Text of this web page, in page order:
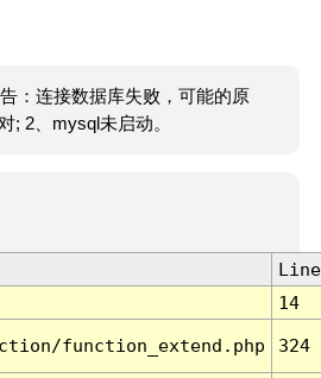
：连接数据库失败，可能的原
; 2、mysql未启动。
Line
14
function_extend.php 324